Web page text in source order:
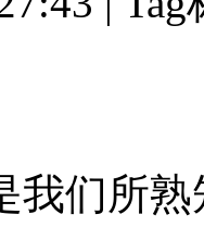
我们所